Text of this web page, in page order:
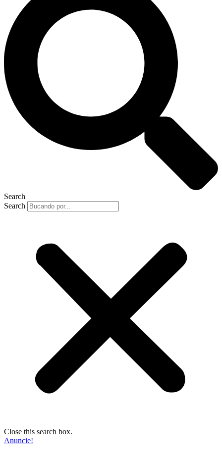
Search
Search
Close this search box.
Anuncie!